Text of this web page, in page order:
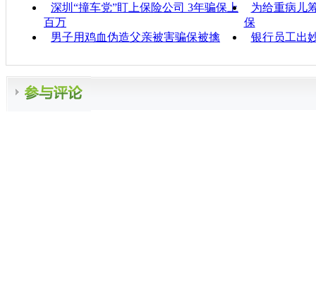
深圳“撞车党”盯上保险公司 3年骗保上
百万
为给重病儿
保
男子用鸡血伪造父亲被害骗保被擒
银行员工出